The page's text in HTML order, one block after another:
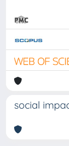
social